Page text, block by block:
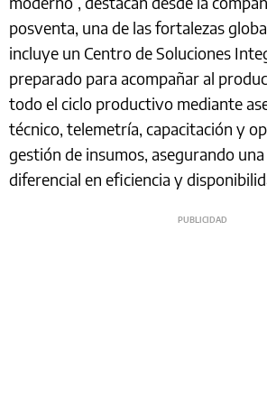
posventa, una de las fortalezas
incluye un Centro de Soluciones
preparado para acompañar al
todo el ciclo productivo mediante
técnico, telemetría, capacitación y
gestión de insumos, asegurando
diferencial en eficiencia y